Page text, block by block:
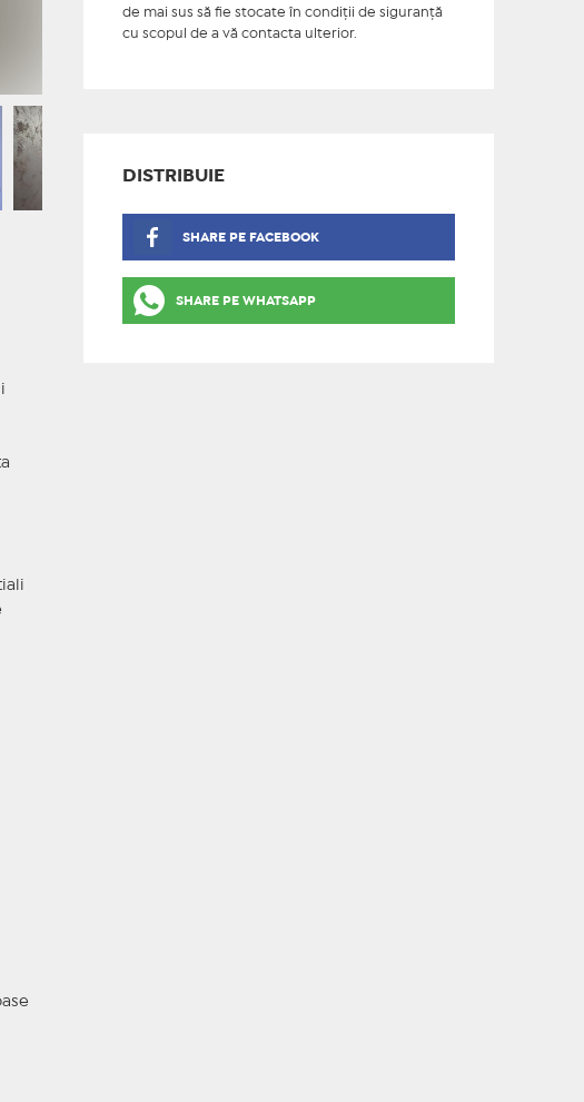
de mai sus să fie stocate în condiţii de siguranţă
cu scopul de a vă contacta ulterior.
DISTRIBUIE
SHARE PE FACEBOOK
SHARE PE WHATSAPP